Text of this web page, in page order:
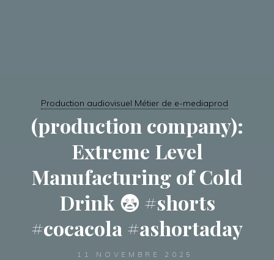
Production audiovisuel Métier de e-mediaprod
(production company):
Extreme Level
Manufacturing of Cold
Drink 😨 #shorts
#cocacola #ashortaday
11 NOVEMBRE 2025